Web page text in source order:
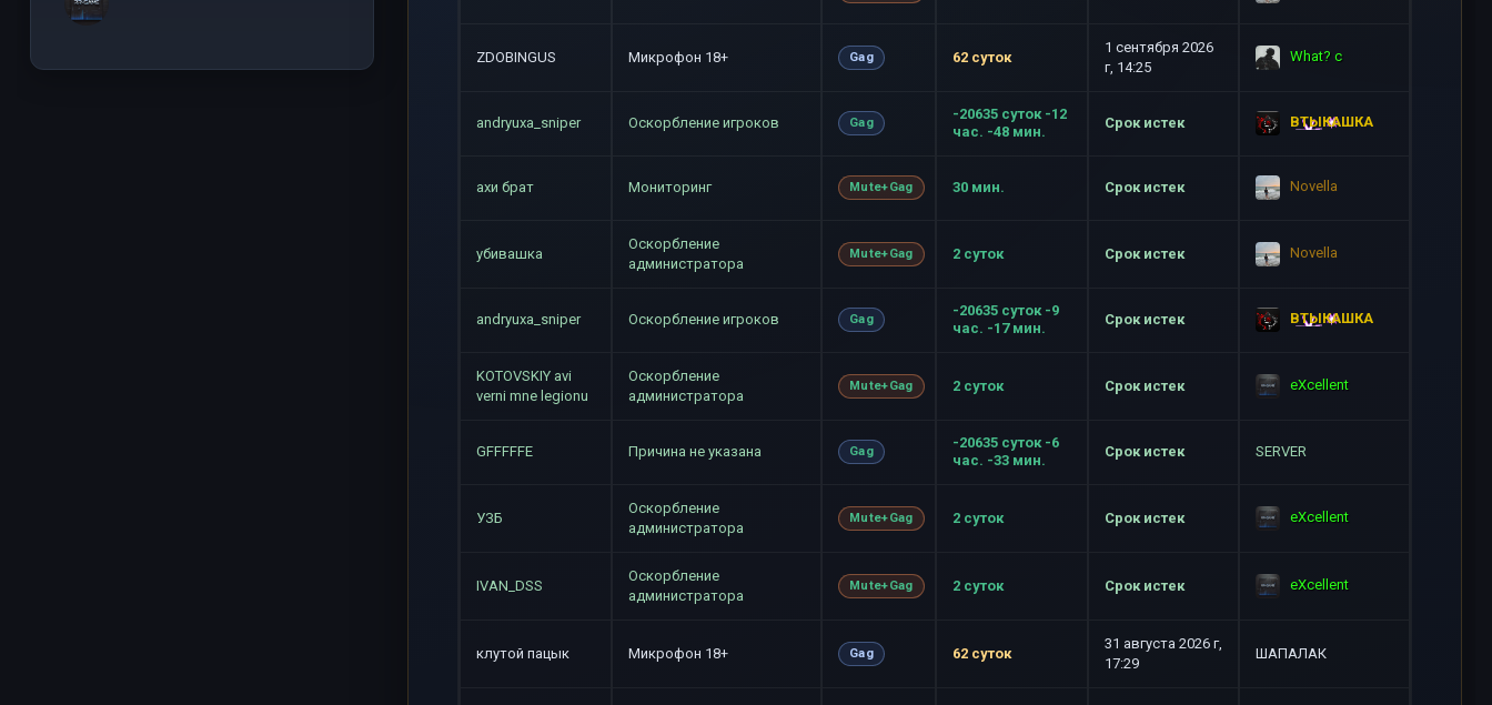
ZDOBINGUS Микрофон 18+ Gag 62 суток
1 сентября 2026
г, 14:25
What? c
andryuxa_sniper Оскорбление игроков Gag
-20635 суток -12
час. -48 мин.
Срок истек ВТЫКАШКА
ахи брат Мониторинг Mute+Gag 30 мин. Срок истек Novella
убивашка
Оскорбление
администратора
Mute+Gag 2 суток Срок истек Novella
andryuxa_sniper Оскорбление игроков Gag
-20635 суток -9
час. -17 мин.
Срок истек ВТЫКАШКА
KOTOVSKIY avi
verni mne legionu
Оскорбление
администратора
Mute+Gag 2 суток Срок истек eXcellent
GFFFFFE Причина не указана Gag
-20635 суток -6
час. -33 мин.
Срок истек SERVER
УЗБ
Оскорбление
администратора
Mute+Gag 2 суток Срок истек eXcellent
IVAN_DSS
Оскорбление
администратора
Mute+Gag 2 суток Срок истек eXcellent
клутой пацык Микрофон 18+ Gag 62 суток
31 августа 2026 г,
17:29
ШАПАЛАК